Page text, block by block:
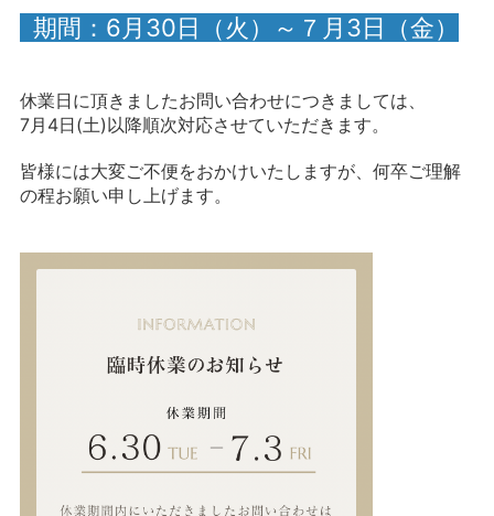
期間：6月30日（火）～７月3日（金）
休業日に頂きましたお問い合わせにつきましては、
7月4日(土)以降順次対応させていただきます。
皆様には大変ご不便をおかけいたしますが、何卒ご理解
の程お願い申し上げます。